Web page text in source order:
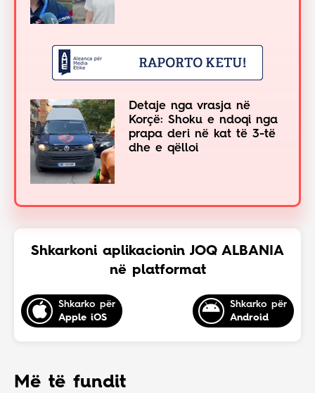
Detaje nga vrasja në
Korçë: Shoku e ndoqi nga
prapa deri në kat të 3-të
dhe e qëlloi
Shkarkoni aplikacionin JOQ ALBANIA
në platformat
Shkarko për
Apple iOS
Shkarko për
Android
Më të fundit